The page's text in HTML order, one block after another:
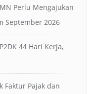
Perlu Mengajukan
September 2026
44 Hari Kerja,
Faktur Pajak dan